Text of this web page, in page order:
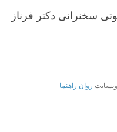
سخنرانی دکتر فرناز
روان راهنما